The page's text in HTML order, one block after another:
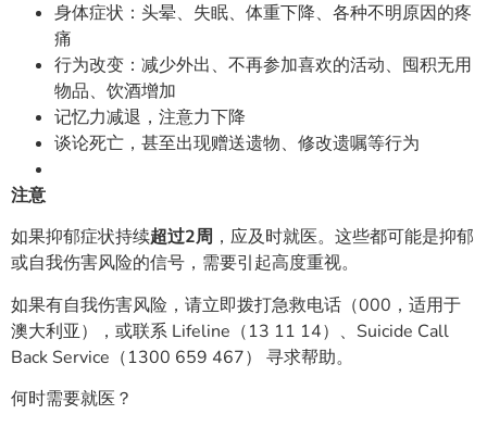
身体症状：头晕、失眠、体重下降、各种不明原因的疼
痛
行为改变：减少外出、不再参加喜欢的活动、囤积无用
物品、饮酒增加
记忆力减退，注意力下降
谈论死亡，甚至出现赠送遗物、修改遗嘱等行为
注意
如果抑郁症状持续超过2周 ，应及时就医。这些都可能是抑郁
或自我伤害风险的信号，需要引起高度重视。
如果有自我伤害风险，请立即拨打急救电话（000，适用于
澳大利亚），或联系 Lifeline（13 11 14）、Suicide Call
Back Service（1300 659 467） 寻求帮助。
何时需要就医？